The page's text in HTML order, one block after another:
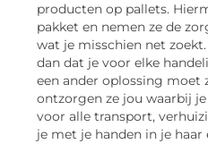
producten op pallets.
pakket en nemen ze de
wat je misschien net
dan dat je voor elke
een ander oplossing moet
ontzorgen ze jou waarbij
voor alle transport,
je met je handen in je